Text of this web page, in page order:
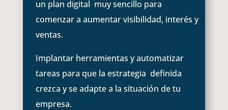
un plan digital muy sencillo para
comenzar a aumentar visibilidad, interés y
ventas.
Implantar herramientas y automatizar
tareas para que la estrategia definida
crezca y se adapte a la situación de tu
empresa.